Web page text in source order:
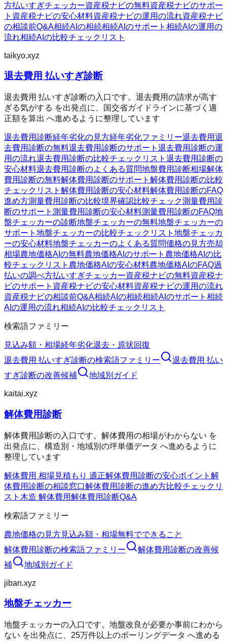
方払いすぎチェッカー資産税ナビの無料資産税ナビのサポー
ト 資産税ナビの安心材料資産税ナビの運用の流れ資産税ナビ
の相談前Q&A相続AIの相続相続AIのサポート 相続AIの運用の
流れ相続AIの比較チェックリスト
taikyo.xyz
退去費用 払いすぎ診断
退去費用 払いすぎ診断の入口です。退去費用の請求が高す
ぎる気がする を出発点に、国交省ガイドラインに基づく適
正額を算出 へ進めるように整理しています
退去費用診断経年劣化の見方経年劣化ファミリー退去費用退
去費用診断の無料退去費用診断のサポート 退去費用診断の運
用の流れ退去費用診断の比較チェックリスト 退去費用診断の
安心材料退去費用診断のよくある質問地盤費用診断相場解体
費用診断の無料解体費用診断のサポート 解体費用診断の比較
チェックリスト 解体費用診断の安心材料解体費用診断のFAQ
進め方測量費用診断の比較境界確認比較チェック測量費用診
断のサポート 測量費用診断の安心材料測量費用診断のFAQ地
盤チェッカーの診断地盤チェッカーの無料地盤チェッカーの
サポート 地盤チェッカーの比較チェックリスト 地盤チェッカ
ーの安心材料地盤チェッカーのよくある質問価格の見方売却
相場農地価格AIの無料農地価格AIのサポート 農地価格AIの比
較チェックリスト 農地価格AIの安心材料農地価格AIのFAQ過
払いの調べ方払いすぎチェッカー資産税ナビの無料資産税ナ
ビのサポート 資産税ナビの安心材料資産税ナビの運用の流れ
資産税ナビの相談前Q&A相続AIの相続相続AIのサポート 相続
AIの運用の流れ相続AIの比較チェックリスト
検索語ファミリー
見込み額・相場経年劣化退去・原状回復
退去費用 払いすぎ診断の検索語ファミリー
退去費用 払い
すぎ診断の改善候補 地域別ガイド
kaitai.xyz
解体費用診断
解体費用診断の入口です。解体費用の相場がわからない を
出発点に、構造別・地域別の坪単価データ へ進めるように
整理しています
解体費用 相場見積もり 適正解体費用診断の安心ポイント 解
体費用診断の相談窓口解体費用診断の進め方比較チェックリ
スト 木造 解体費用解体費用診断Q&A
検索語ファミリー
農地価格の見方見込み額・相場無料でできること
解体費用診断の検索語ファミリー 解体費用診断の改善候
補
地域別ガイド
jiban.xyz
地盤チェッカー
地盤チェッカーの入口です。地盤改良が必要か事前にわから
ない を出発点に、25万件以上のボーリングデータ へ進める